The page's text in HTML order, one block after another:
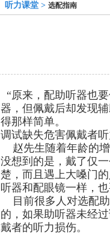
听力课堂 > 选配指南
“原来，配助听器也
器，但佩戴后却发现
得那样简单。
调试缺失危害佩戴者听
赵先生随着年龄的增
没想到的是，戴了仅
楚，而且遇上大嗓门
听器和配眼镜一样，
目前很多人对选配助
的，如果助听器未经
戴者的听力损伤。